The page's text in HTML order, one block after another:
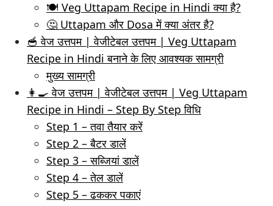
🍽️ Veg Uttapam Recipe in Hindi क्या है?
🤔 Uttapam और Dosa में क्या अंतर है?
🥣 वेज उत्तपम | वेजीटेबल उत्तपम | Veg Uttapam
Recipe in Hindi बनाने के लिए आवश्यक सामग्री
मुख्य सामग्री
👩‍🍳 वेज उत्तपम | वेजीटेबल उत्तपम | Veg Uttapam
Recipe in Hindi – Step By Step विधि
Step 1 – तवा तैयार करें
Step 2 – बैटर डालें
Step 3 – सब्जियां डालें
Step 4 – तेल डालें
Step 5 – ढककर पकाएं